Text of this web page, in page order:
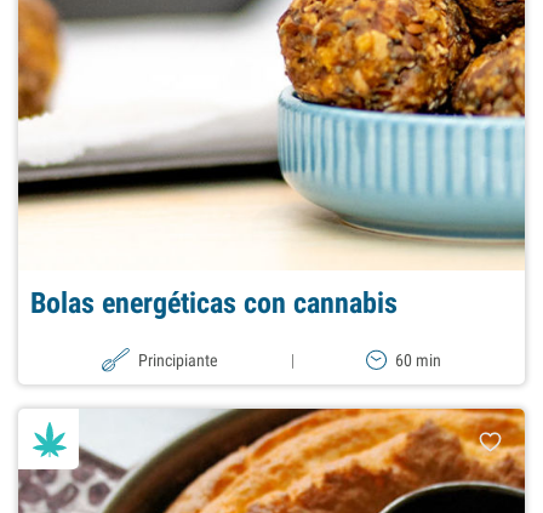
Bolas energéticas con cannabis
Principiante | 60 min